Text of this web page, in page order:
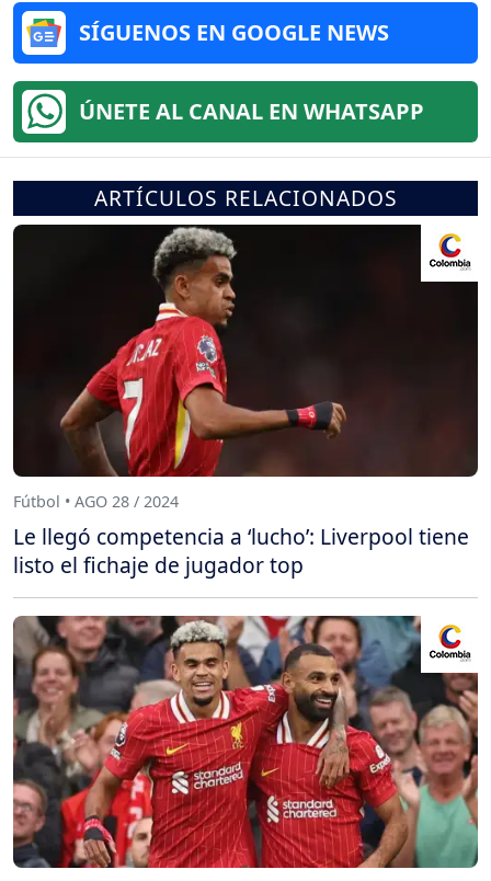
SÍGUENOS EN GOOGLE NEWS
ÚNETE AL CANAL EN WHATSAPP
ARTÍCULOS RELACIONADOS
Fútbol • AGO 28 / 2024
Le llegó competencia a ‘lucho’: Liverpool tiene
listo el fichaje de jugador top